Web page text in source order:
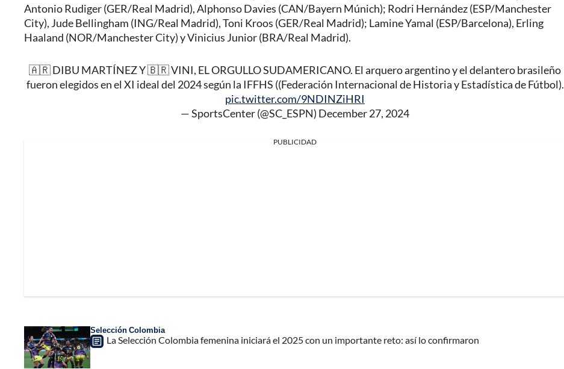
Antonio Rudiger (GER/Real Madrid), Alphonso Davies (CAN/Bayern Múnich); Rodri Hernández (ESP/Manchester
City), Jude Bellingham (ING/Real Madrid), Toni Kroos (GER/Real Madrid); Lamine Yamal (ESP/Barcelona), Erling
Haaland (NOR/Manchester City) y Vinicius Junior (BRA/Real Madrid).
🇦🇷 DIBU MARTÍNEZ Y 🇧🇷 VINI, EL ORGULLO SUDAMERICANO. El arquero argentino y el delantero brasileño
fueron elegidos en el XI ideal del 2024 según la IFFHS ((Federación Internacional de Historia y Estadística de Fútbol).
pic.twitter.com/9NDINZiHRI
— SportsCenter (@SC_ESPN) December 27, 2024
PUBLICIDAD
Selección Colombia
La Selección Colombia femenina iniciará el 2025 con un importante reto: así lo confirmaron